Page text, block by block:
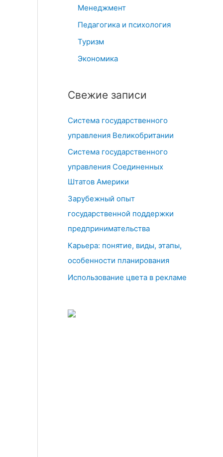
Менеджмент
Педагогика и психология
Туризм
Экономика
Свежие записи
Система государственного
управления Великобритании
Система государственного
управления Соединенных
Штатов Америки
Зарубежный опыт
государственной поддержки
предпринимательства
Карьера: понятие, виды, этапы,
особенности планирования
Использование цвета в рекламе